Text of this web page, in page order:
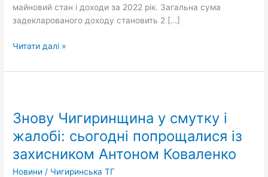
майновий стан і доходи за 2022 рік. Загальна сума
задекларованого доходу становить 2 […]
Читати далі »
Знову Чигиринщина у смутку і
жалобі: сьогодні попрощалися із
захисником Антоном Коваленко
Новини / Чигиринська ТГ
у
і
жалобі:
сьогодні